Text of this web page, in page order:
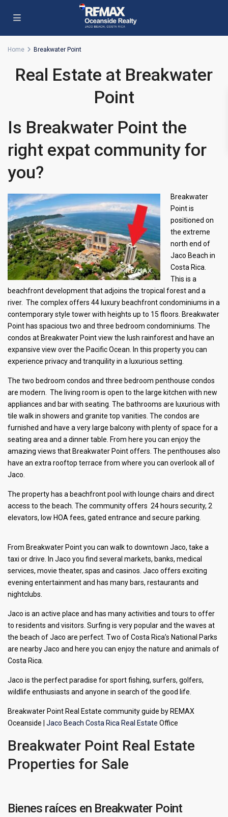
Home Breakwater Point
Real Estate at Breakwater
Point
Is Breakwater Point the
right expat community for
you?
Breakwater
Point is
positioned on
the extreme
north end of
Jaco Beach in
Costa Rica.
This is a
beachfront development that adjoins the tropical forest and a
river. The complex offers 44 luxury beachfront condominiums in a
contemporary style tower with heights up to 15 floors. Breakwater
Point has spacious two and three bedroom condominiums. The
condos at Breakwater Point view the lush rainforest and have an
expansive view over the Pacific Ocean. In this property you can
experience privacy and tranquility in a luxurious setting.
The two bedroom condos and three bedroom penthouse condos
are modern. The living room is open to the large kitchen with new
appliances and bar with seating. The bathrooms are luxurious with
tile walk in showers and granite top vanities. The condos are
furnished and have a very large balcony with plenty of space for a
seating area and a dinner table. From here you can enjoy the
amazing views that Breakwater Point offers. The penthouses also
have an extra rooftop terrace from where you can overlook all of
Jaco.
The property has a beachfront pool with lounge chairs and direct
access to the beach. The community offers 24 hours security, 2
elevators, low HOA fees, gated entrance and secure parking.
From Breakwater Point you can walk to downtown Jaco, take a
taxi or drive. In Jaco you find several markets, banks, medical
services, movie theater, spas and casinos. Jaco offers exciting
evening entertainment and has many bars, restaurants and
nightclubs.
Jaco is an active place and has many activities and tours to offer
to residents and visitors. Surfing is very popular and the waves at
the beach of Jaco are perfect. Two of Costa Rica’s National Parks
are nearby Jaco and here you can enjoy the nature and animals of
Costa Rica.
Jaco is the perfect paradise for sport fishing, surfers, golfers,
wildlife enthusiasts and anyone in search of the good life.
Breakwater Point Real Estate community guide by REMAX
Oceanside | Jaco Beach Costa Rica Real Estate Office
Breakwater Point Real Estate
Properties for Sale
Bienes raíces en Breakwater Point